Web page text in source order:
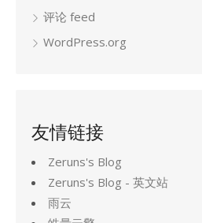
评论 feed
WordPress.org
友情链接
Zeruns's Blog
Zeruns's Blog - 英文站
雨云